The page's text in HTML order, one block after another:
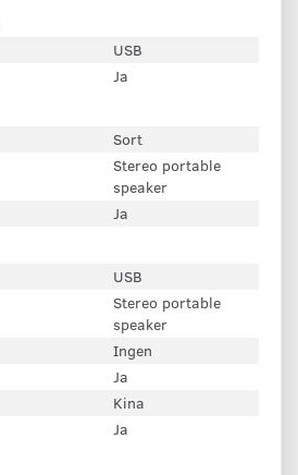
USB
Ja
Sort
Stereo portable
speaker
Ja
USB
Stereo portable
speaker
Ingen
Ja
Kina
Ja